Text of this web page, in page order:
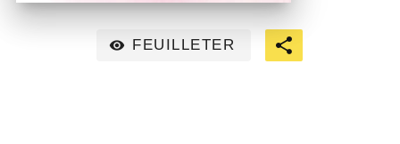
visibility FEUILLETER